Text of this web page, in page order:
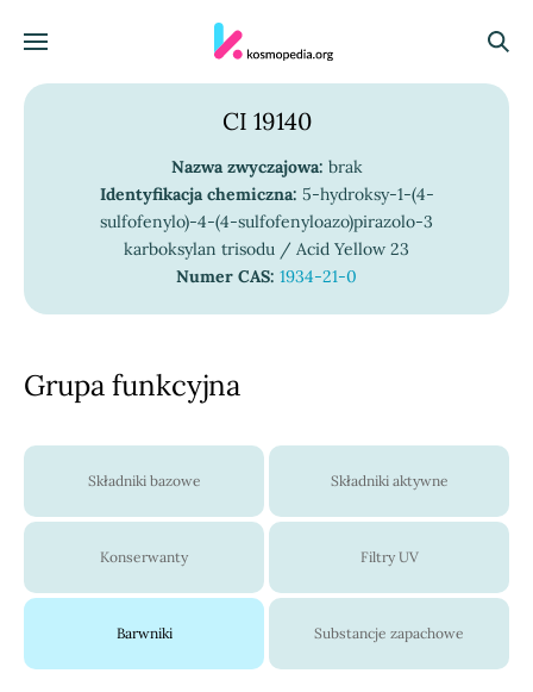
Menu
CI 19140
Nazwa zwyczajowa: brak
Identyfikacja chemiczna: 5-hydroksy-1-(4-
sulfofenylo)-4-(4-sulfofenyloazo)pirazolo-3
karboksylan trisodu / Acid Yellow 23
Numer CAS: 1934-21-0
Grupa funkcyjna
Składniki bazowe Składniki aktywne
Konserwanty Filtry UV
Barwniki Substancje zapachowe